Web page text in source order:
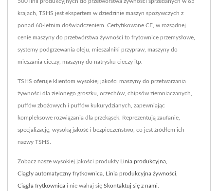
krajach, TSHS jest ekspertem w dziedzinie maszyn spożywczych z
ponad 60-letnim doświadczeniem. Certyfikowane CE, w rozsądnej
cenie maszyny do przetwórstwa żywności to frytownice przemysłowe,
systemy podgrzewania oleju, mieszalniki przypraw, maszyny do
mieszania cieczy, maszyny do natrysku cieczy itp.
TSHS oferuje klientom wysokiej jakości maszyny do przetwarzania
żywności dla zielonego groszku, orzechów, chipsów ziemniaczanych,
puffów zbożowych i puffów kukurydzianych, zapewniając
kompleksowe rozwiązania dla przekąsek. Reprezentują zaufanie,
specjalizację, wysoką jakość i bezpieczeństwo, co jest źródłem ich
nazwy TSHS.
Zobacz nasze wysokiej jakości produkty Linia produkcyjna
Ciągły automatyczny frytkownica Linia produkcyjna żywności
Ciągła frytkownica i nie wahaj się Skontaktuj się z nami